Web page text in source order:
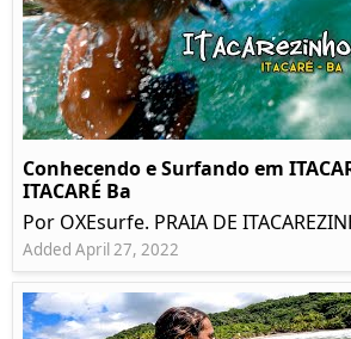
Conhecendo e Surfando em
ITACARÉ Ba
Por OXEsurfe. PRAIA DE
Added April 27, 2022